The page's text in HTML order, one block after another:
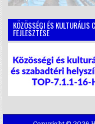
KÖZÖSSÉGI ÉS KULTURÁLIS
FEJLESZTÉSE